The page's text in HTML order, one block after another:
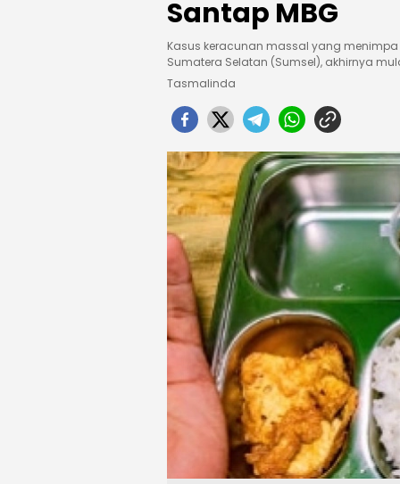
Santap MBG
Kasus keracunan massal yang menimpa
Sumatera Selatan (Sumsel), akhirnya
Tasmalinda